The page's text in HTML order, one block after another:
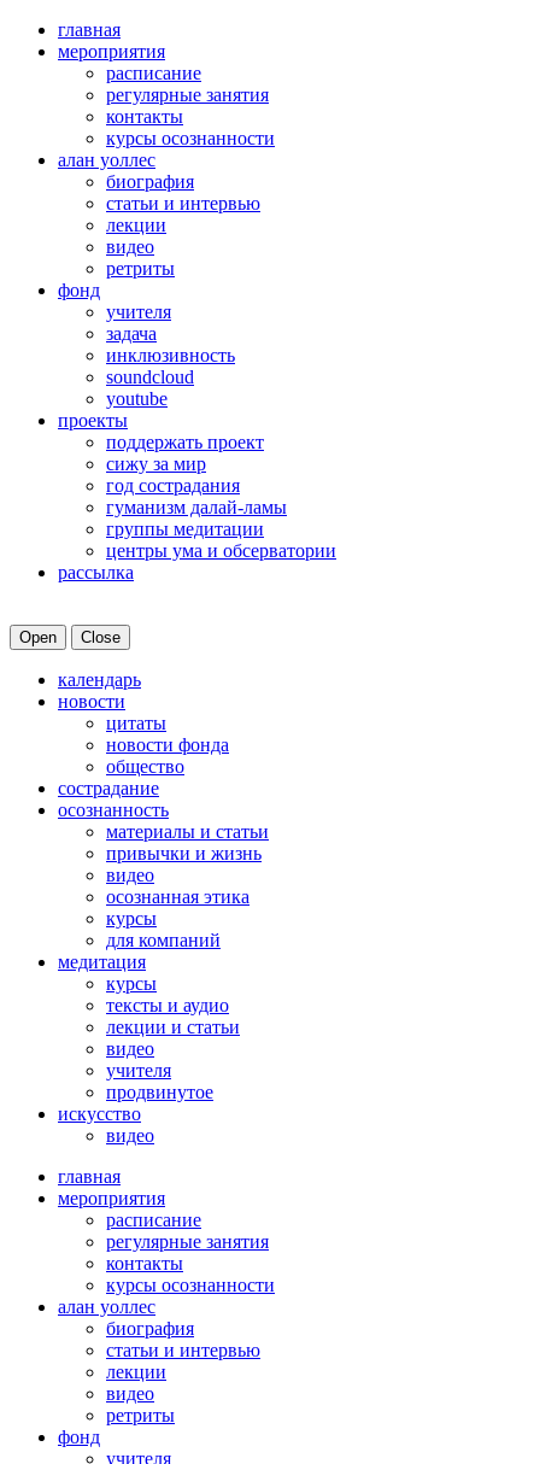
главная
мероприятия
расписание
регулярные занятия
контакты
курсы осознанности
алан уоллес
биография
статьи и интервью
лекции
видео
ретриты
фонд
учителя
задача
инклюзивность
soundcloud
youtube
проекты
поддержать проект
сижу за мир
год сострадания
гуманизм далай-ламы
группы медитации
центры ума и обсерватории
рассылка
Open Close
календарь
новости
цитаты
новости фонда
общество
сострадание
осознанность
материалы и статьи
привычки и жизнь
видео
осознанная этика
курсы
для компаний
медитация
курсы
тексты и аудио
лекции и статьи
видео
учителя
продвинутое
искусство
видео
главная
мероприятия
расписание
регулярные занятия
контакты
курсы осознанности
алан уоллес
биография
статьи и интервью
лекции
видео
ретриты
фонд
учителя